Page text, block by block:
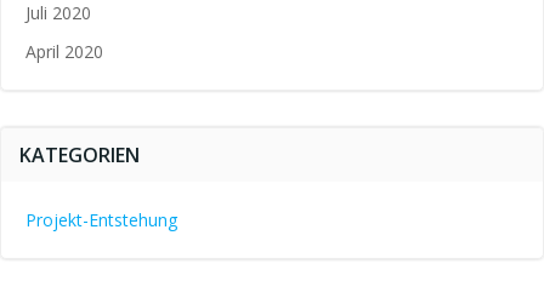
Juli 2020
April 2020
KATEGORIEN
Projekt-Entstehung